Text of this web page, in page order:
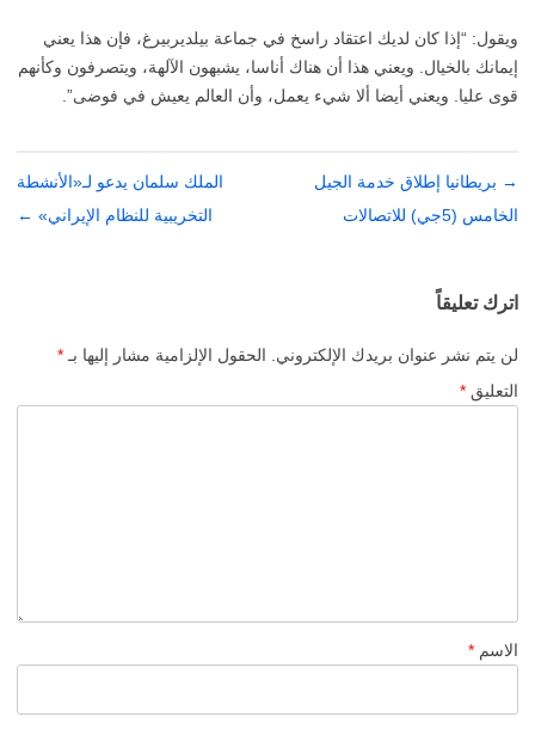
ويقول: “إذا كان لديك اعتقاد راسخ في جماعة بيلديربيرغ، فإن هذا يعني
إيمانك بالخيال. ويعني هذا أن هناك أناسا، يشبهون الآلهة، ويتصرفون وكأنهم
قوى عليا. ويعني أيضا ألا شيء يعمل، وأن العالم يعيش في فوضى”.
تصفّح
المقالات
→ بريطانيا إطلاق خدمة الجيل
الخامس (5جي) للاتصالات
الملك سلمان يدعو لـ«الأنشطة
التخريبية للنظام الإيراني» ←
اترك تعليقاً
لن يتم نشر عنوان بريدك الإلكتروني. الحقول الإلزامية مشار إليها بـ *
التعليق *
الاسم *